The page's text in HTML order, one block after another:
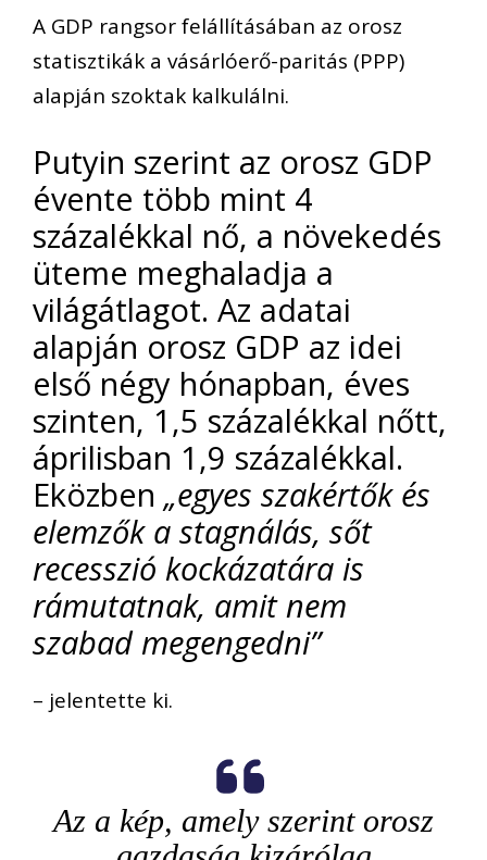
A GDP rangsor felállításában az orosz
statisztikák a vásárlóerő-paritás (PPP)
alapján szoktak kalkulálni.
Putyin szerint az orosz GDP
évente több mint 4
százalékkal nő, a növekedés
üteme meghaladja a
világátlagot. Az adatai
alapján orosz GDP az idei
első négy hónapban, éves
szinten, 1,5 százalékkal nőtt,
áprilisban 1,9 százalékkal.
Eközben „egyes szakértők és
elemzők a stagnálás, sőt
recesszió kockázatára is
rámutatnak, amit nem
szabad megengedni”
– jelentette ki.
Az a kép, amely szerint orosz